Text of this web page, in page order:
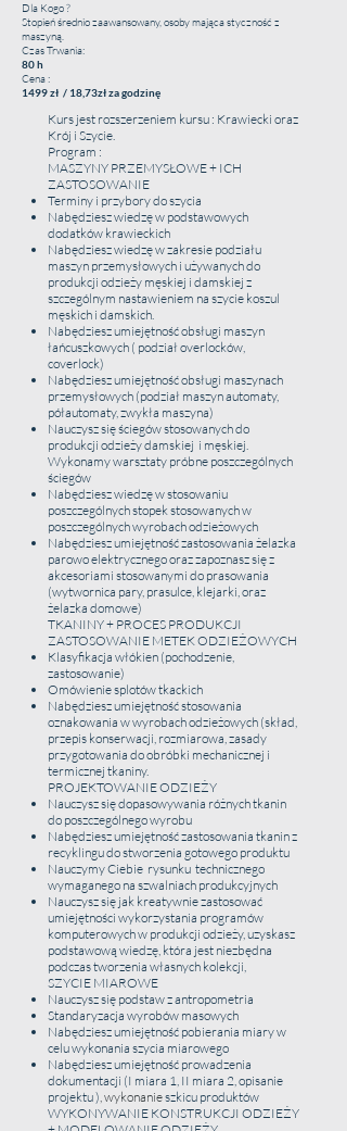
Otrzymasz od nas:
PROGRAM WKRÓTCE
Dla Kogo ?
Czas Trwania:
Cena :
Kurs
Program :
Otrzymasz w ramach programu
PROGRAM WKRÓTCE
Dla kogo ?
Czas trwania:
Cena :
Kurs
Program:
Otrzymasz w ramach programu:
KURS SZYCIA SPÓDNICY Z KOŁA
Dla Kogo ?
Średniozaawansowany, kurs przeznaczony jest
dla osób będących po kursie Krawieckim I
Czas Trwania :
Cena :
150zł /37,5 zł za godzinę
Program :
Z nami nauczysz się pobierania miary i
przygotowania szablonu
Nauczysz się krojenia
Nauczysz się rozmieszczenia szablonów na
tkaninie zużywając najmniejszą ilość tkaniny
Nauczymy Ciebie ściegu owerlokowego
Wszyjemy zamek błyskawiczny
Nauczymy ściegów ozdobnych oraz sposobu
wykończenia spódnicy
Pokażemy jak wszyć koronkę do spódnicy z
Dla Kogo ?
Stopień średnio zaawansowany, osoby mająca styczność z
maszyną.
Czas Trwania:
80 h
Cena :
1499 zł / 18,73zł za godzinę
Kurs jest rozszerzeniem kursu : Krawiecki oraz
Krój i Szycie.
Program :
MASZYNY PRZEMYSŁOWE + ICH
ZASTOSOWANIE
Terminy i przybory do szycia
Nabędziesz wiedzę w podstawowych
dodatków krawieckich
Nabędziesz wiedzę w zakresie podziału
maszyn przemysłowych i używanych do
produkcji odzieży męskiej i damskiej z
szczególnym nastawieniem na szycie koszul
męskich i damskich.
Nabędziesz umiejętność obsługi maszyn
łańcuszkowych ( podział overlocków,
coverlock)
Nabędziesz umiejętność obsługi maszynach
przemysłowych (podział maszyn automaty,
półautomaty, zwykła maszyna)
Nauczysz się ściegów stosowanych do
produkcji odzieży damskiej i męskiej.
Wykonamy warsztaty próbne poszczególnych
ściegów
Nabędziesz wiedzę w stosowaniu
poszczególnych stopek stosowanych w
poszczególnych wyrobach odzieżowych
Nabędziesz umiejętność zastosowania żelazka
parowo elektrycznego oraz zapoznasz się z
akcesoriami stosowanymi do prasowania
(wytwornica pary, prasulce, klejarki, oraz
żelazka domowe)
TKANINY + PROCES PRODUKCJI
ZASTOSOWANIE METEK ODZIEŻOWYCH
Klasyfikacja włókien (pochodzenie,
zastosowanie)
Omówienie splotów tkackich
Nabędziesz umiejętność stosowania
oznakowania w wyrobach odzieżowych (skład,
przepis konserwacji, rozmiarowa, zasady
przygotowania do obróbki mechanicznej i
termicznej tkaniny.
PROJEKTOWANIE ODZIEŻY
Nauczysz się dopasowywania różnych tkanin
do poszczególnego wyrobu
Nabędziesz umiejętność zastosowania tkanin z
recyklingu do stworzenia gotowego produktu
Nauczymy Ciebie rysunku technicznego
wymaganego na szwalniach produkcyjnych
Nauczysz się jak kreatywnie zastosować
umiejętności wykorzystania programów
komputerowych w produkcji odzieży,uzyskasz
podstawową wiedzę, która jest niezbędna
podczas tworzenia własnych kolekcji,
SZYCIE MIAROWE
Nauczysz się podstaw z antropometria
Standaryzacja wyrobów masowych
Nabędziesz umiejętność pobierania miary w
celu wykonania szycia miarowego
Nabędziesz umiejętność prowadzenia
dokumentacji (I miara 1, II miara 2, opisanie
projektu ), wykonanieszkicu produktów
WYKONYWANIE KONSTRUKCJI ODZIEŻY